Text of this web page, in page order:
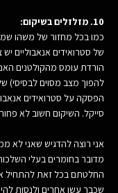
10. מזלזלים בשיקום:
כמו בכל מחזור של משהו
של סטרואידים אנאבוליים
הורדת עומס מהקולטנים
להפוך מצב מסוים לבסיסי)
הפסקה על סטרואידים
סייקל. השיקום חשוב לא
אני רוצה להדגיש שאני לא
מדובר בחומרים בעלי
החלטתם בכל זאת להתחיל
שכבר עשו אחרים ולנסות